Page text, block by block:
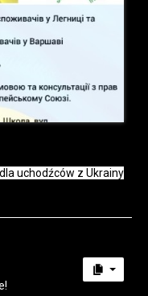
uchodźców z Ukrainy